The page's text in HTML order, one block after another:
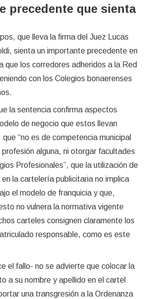
precedente que sienta
que lleva la firma del Juez Lucas
sienta un importante precedente en
que los corredores adheridos a la Red
con los Colegios bonaerenses
la sentencia confirma aspectos
de negocio que estos llevan
“no es de competencia municipal
alguna, ni otorgar facultades
Profesionales”, que la utilización de
en la cartelería publicitaria no implica
el modelo de franquicia y que,
no vulnera la normativa vigente
carteles consignen claramente los
responsable, como es este
el fallo- no se advierte que colocar la
a su nombre y apellido en el cartel
una transgresión a la Ordenanza